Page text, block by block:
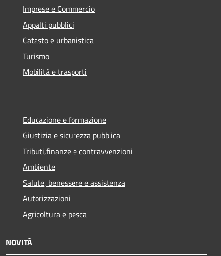
Imprese e Commercio
Appalti pubblici
Catasto e urbanistica
Turismo
Mobilità e trasporti
Educazione e formazione
Giustizia e sicurezza pubblica
Tributi,finanze e contravvenzioni
Ambiente
Salute, benessere e assistenza
Autorizzazioni
Agricoltura e pesca
NOVITÀ